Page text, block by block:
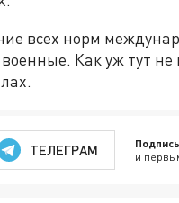
всех норм
Как уж тут
ТЕЛЕГРАМ и